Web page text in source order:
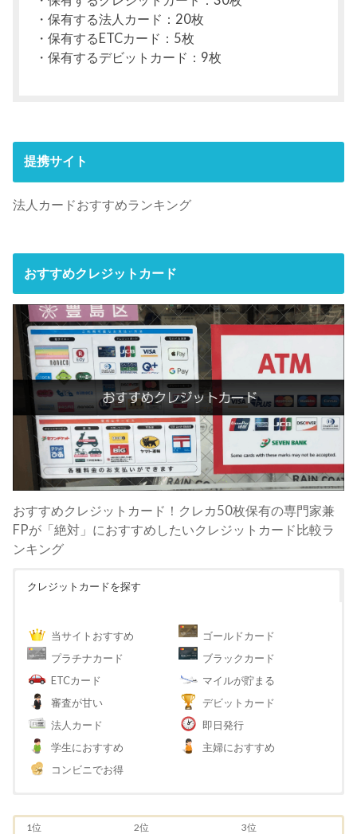
・保有する法人カード：20枚
・保有するETCカード：5枚
・保有するデビットカード：9枚
提携サイト
法人カードおすすめランキング
おすすめクレジットカード
おすすめクレジットカード！クレカ50枚保有の専門家兼
FPが「絶対」におすすめしたいクレジットカード比較ラ
ンキング
クレジットカードを探す
当サイトおすすめ
ゴールドカード
プラチナカード
ブラックカード
ETCカード
マイルが貯まる
審査が甘い
デビットカード
法人カード
即日発行
学生におすすめ
主婦におすすめ
コンビニでお得
1位 2位 3位